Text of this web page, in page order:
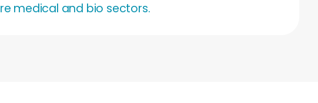
medical and bio sectors.